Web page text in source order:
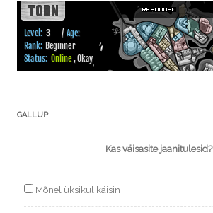
GALLUP
Kas väisasite jaanitulesid?
Mõnel üksikul käisin